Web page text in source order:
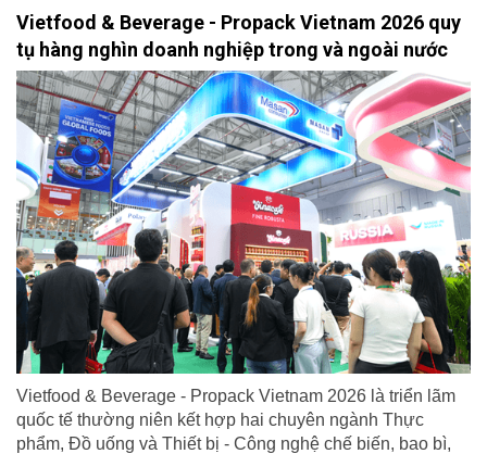
Vietfood & Beverage - Propack Vietnam 2026 quy
tụ hàng nghìn doanh nghiệp trong và ngoài nước
Vietfood & Beverage - Propack Vietnam 2026 là triển lãm
quốc tế thường niên kết hợp hai chuyên ngành Thực
phẩm, Đồ uống và Thiết bị - Công nghệ chế biến, bao bì,